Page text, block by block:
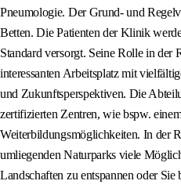
Pneumologie. Der Grund- und
Betten. Die Patienten der Klinik
Standard versorgt. Seine Rolle in der
interessanten Arbeitsplatz mit
und Zukunftsperspektiven. Die
zertifizierten Zentren, wie bspw.
Weiterbildungsmöglichkeiten. In der
umliegenden Naturparks viele
Landschaften zu entspannen oder